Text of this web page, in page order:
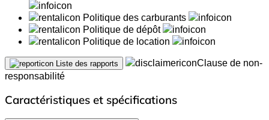
Politique des carburants
Politique de dépôt
Politique de location
Liste des rapports
Clause de non-
responsabilité
Caractéristiques et spécifications